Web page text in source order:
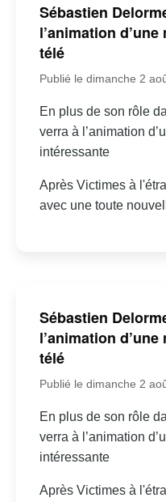
Sébastien
l’animation
télé
Publié le dimanche 2
En plus de son rôle
verra à l’animation
intéressante
Après Victimes à
avec une toute
Sébastien
l’animation
télé
Publié le dimanche 2
En plus de son rôle
verra à l’animation
intéressante
Après Victimes à